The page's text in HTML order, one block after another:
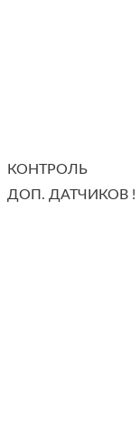
КОНТРОЛЬ
ДОП. ДАТЧИКОВ !